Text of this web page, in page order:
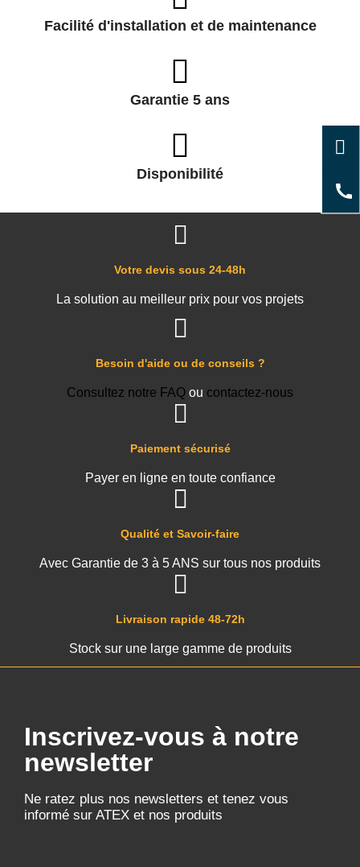
Facilité d'installation et de maintenance
Garantie 5 ans
Disponibilité
Livraison rapide 48-72h
Stock sur une large gamme de produits
Qualité et Savoir-faire
Avec Garantie de 3 à 5 ANS sur tous nos produits
Paiement sécurisé
Payer en ligne en toute confiance
Besoin d'aide ou de conseils ?
Consultez notre FAQ ou contactez-nous
Votre devis sous 24-48h
La solution au meilleur prix pour vos projets
Inscrivez-vous à notre
newsletter
Ne ratez plus nos newsletters et tenez vous
informé sur ATEX et nos produits